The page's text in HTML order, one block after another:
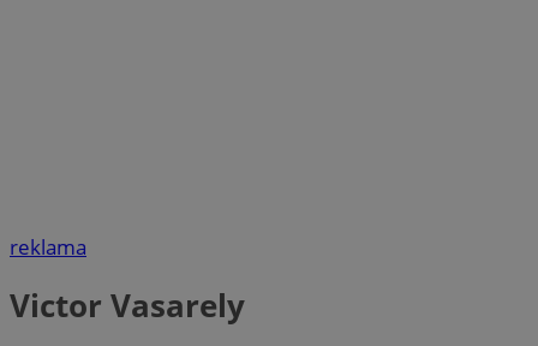
reklama
Victor Vasarely